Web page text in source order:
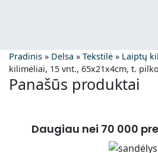
Pradinis » Delsa » Tekstilė » Laiptų
kilimėliai, 15 vnt., 65x21x4cm, t.
Panašūs produktai
Daugiau nei 70 000